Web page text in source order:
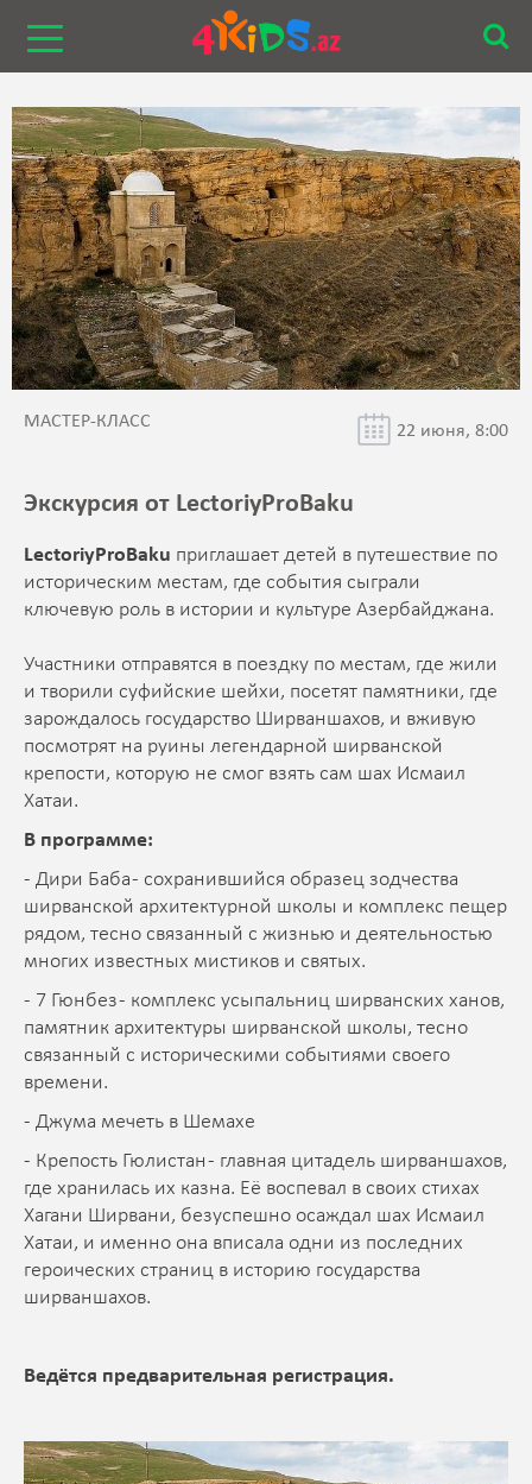
МАСТЕР-КЛАСС 22 июня, 8:00
Экскурсия от LectoriyProBaku
LectoriyProBaku приглашает детей в путешествие по
историческим местам, где события сыграли
ключевую роль в истории и культуре Азербайджана.
Участники отправятся в поездку по местам, где жили
и творили суфийские шейхи, посетят памятники, где
зарождалось государство Ширваншахов, и вживую
посмотрят на руины легендарной ширванской
крепости, которую не смог взять сам шах Исмаил
Хатаи.
В программе:
- Дири Баба - сохранившийся образец зодчества
ширванской архитектурной школы и комплекс пещер
рядом, тесно связанный с жизнью и деятельностью
многих известных мистиков и святых.
- 7 Гюнбез - комплекс усыпальниц ширванских ханов,
памятник архитектуры ширванской школы, тесно
связанный с историческими событиями своего
времени.
- Джума мечеть в Шемахе
- Крепость Гюлистан - главная цитадель ширваншахов,
где хранилась их казна. Её воспевал в своих стихах
Хагани Ширвани, безуспешно осаждал шах Исмаил
Хатаи, и именно она вписала одни из последних
героических страниц в историю государства
ширваншахов.
Ведётся предварительная регистрация.